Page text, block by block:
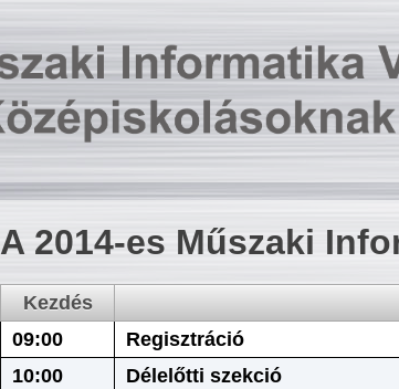
A 2014-es Műszaki
Kezdés
09:00
Regisztráció
10:00
Délelőtti szekció